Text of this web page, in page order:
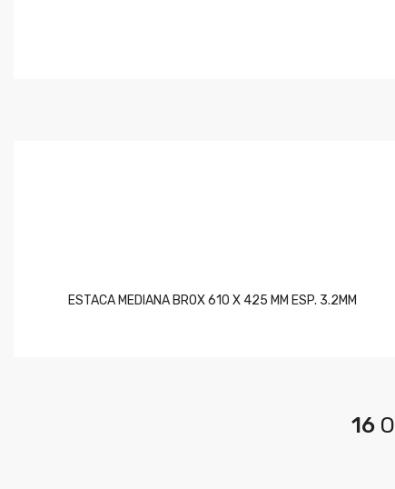
ESTACA MEDIANA BROX 610 X 425 MM ESP. 3.2MM
16